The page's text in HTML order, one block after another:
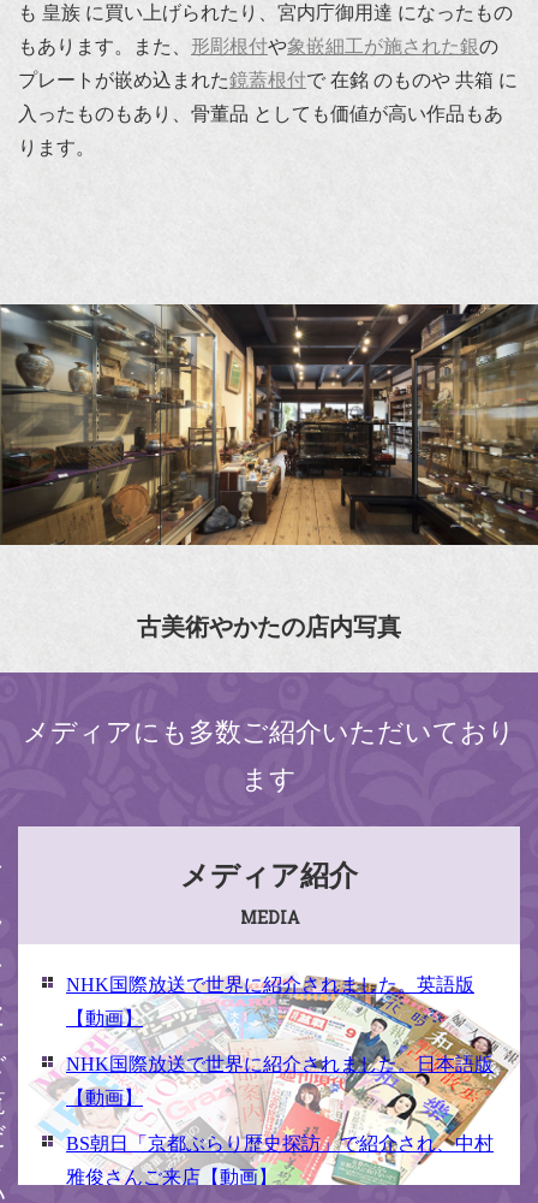
も 皇族 に買い上げられたり、宮内庁御用達 になったもの
もあります。また、 形彫根付や象嵌細工が施された銀の
プレートが嵌め込まれた鏡蓋根付で 在銘 のものや 共箱 に
入ったものもあり、骨董品 としても価値が高い作品もあ
ります。
古美術やかたの店内写真
メディアにも多数ご紹介いただいており
ます
い メディア紹介
MEDIA
NHK国際放送で世界に紹介されました。英語版
【動画】
NHK国際放送で世界に紹介されました。日本語版
【動画】
BS朝日「京都ぶらり歴史探訪」で紹介され、中村
雅俊さんご来店【動画】